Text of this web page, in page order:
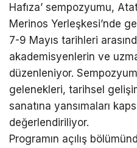
Hafıza’ sempozyumu,
Merinos Yerleşkesi’nde
7-9 Mayıs tarihleri
akademisyenlerin ve
düzenleniyor.
gelenekleri, tarihsel
sanatına yansımaları
değerlendiriliyor.
Programın açılış